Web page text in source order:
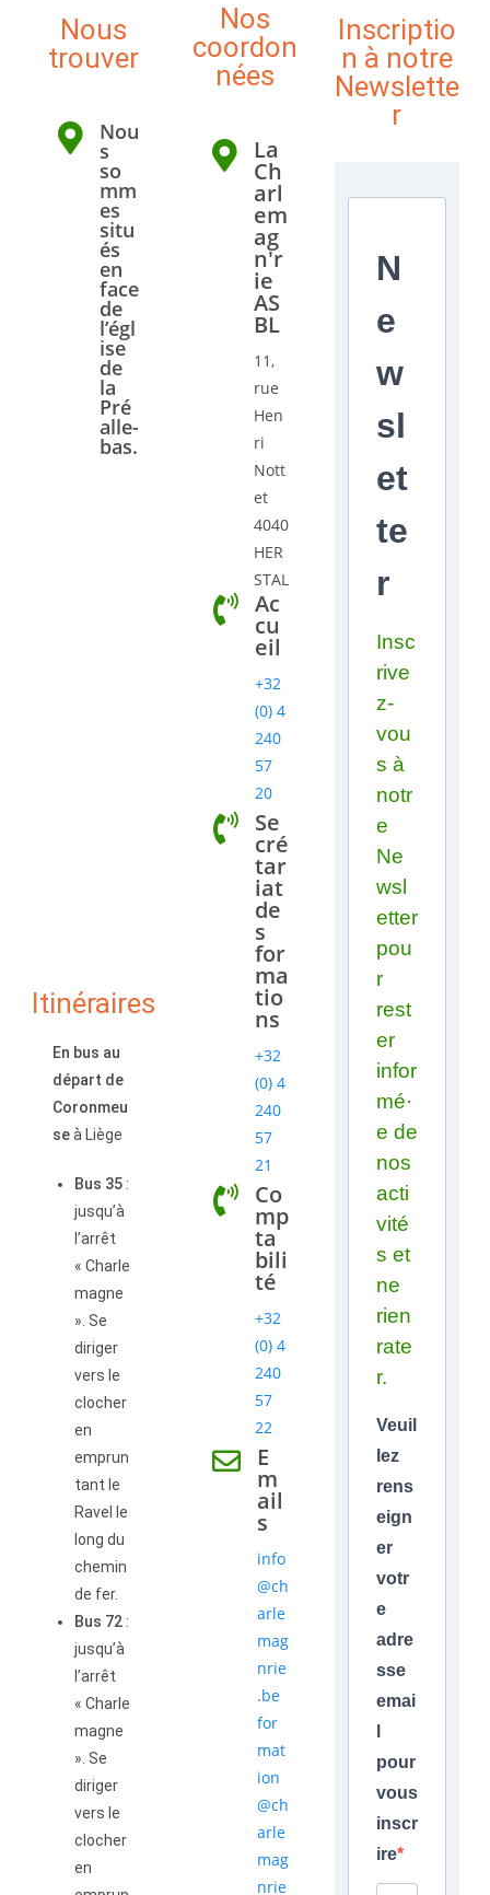
Nous
trouver
Nou
s
so
mm
es
situ
és
en
face
de
l’égl
ise
de
la
Pré
alle-
bas.
Itinéraires
En bus au
départ de
Coronmeu
seà Liège
Bus 35 :
jusqu’à
l’arrêt
« Charle
magne
». Se
diriger
vers le
clocher
en
emprun
tant le
Ravel le
long du
chemin
de fer.
Bus 72:
jusqu’à
l’arrêt
« Charle
magne
». Se
diriger
vers le
clocher
en
Nos
coordon
nées
La
Ch
arl
em
ag
n'r
ie
AS
BL
11,
rue
Hen
ri
Nott
et
4040
HER
STAL
Ac
cu
eil
+32
(0) 4
240
57
20
Se
cré
tar
iat
de
s
for
ma
tio
ns
+32
(0) 4
240
57
21
Co
mp
ta
bili
té
+32
(0) 4
240
57
22
E
m
ail
s
info
@ch
arle
mag
nrie
.be
for
mat
ion
@ch
arle
mag
nrie
Inscriptio
n à notre
Newslette
r
N
e
w
sl
et
te
r
Insc
rive
z-
vou
s à
notr
e
Ne
wsl
etter
pou
r
rest
er
infor
mé·
e de
nos
acti
vité
s et
ne
rien
rate
r.
Veuil
lez
rens
eign
er
votr
e
adre
sse
emai
pour
vous
inscr
ire